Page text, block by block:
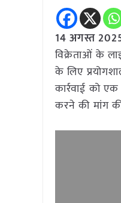
14 अगस्त
विक्रेताओं के
के लिए
कार्रवाई को
करने की मांग